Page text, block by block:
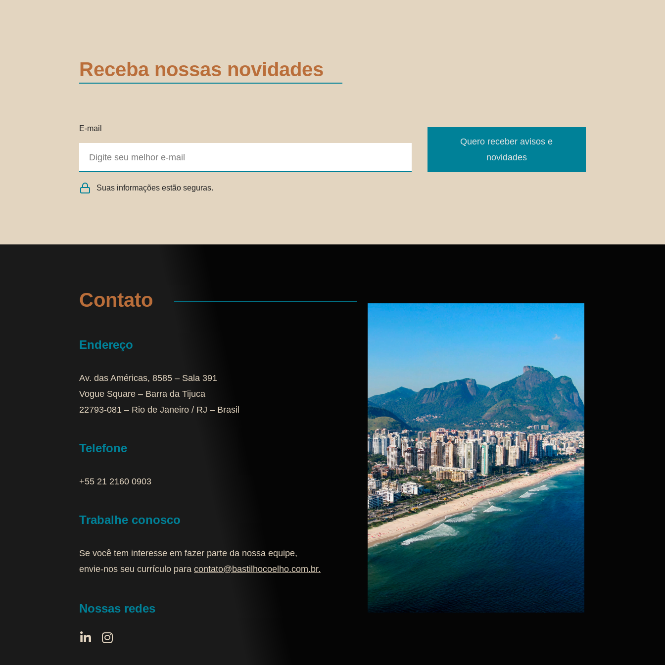
Receba nossas novidades
E-mail
Quero receber avisos e
novidades
Suas informações estão seguras.
Contato
Endereço
Av. das Américas, 8585 – Sala 391
Vogue Square – Barra da Tijuca
22793-081 – Rio de Janeiro / RJ – Brasil
Telefone
+55 21 2160 0903‬
Trabalhe conosco
Se você tem interesse em fazer parte da nossa equipe,
envie-nos seu currículo para contato@bastilhocoelho.com.br.
Nossas redes